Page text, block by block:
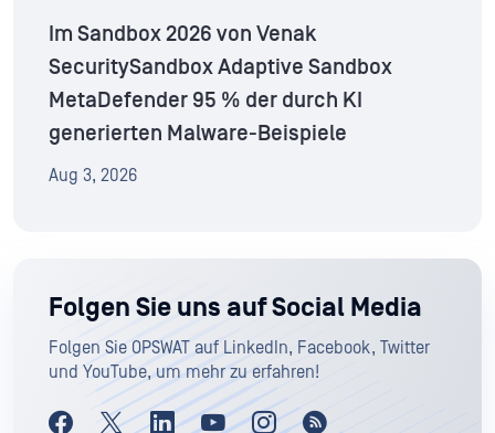
Im Sandbox 2026 von Venak
SecuritySandbox Adaptive Sandbox
MetaDefender 95 % der durch KI
generierten Malware-Beispiele
Aug 3, 2026
Folgen Sie uns auf Social Media
Folgen Sie OPSWAT auf LinkedIn, Facebook, Twitter
und YouTube, um mehr zu erfahren!